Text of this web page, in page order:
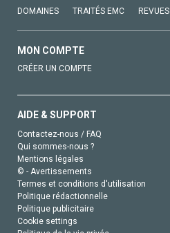
DOMAINES TRAITÉS EMC REVUES
MON COMPTE
CRÉER UN COMPTE
AIDE & SUPPORT
Contactez-nous / FAQ
Qui sommes-nous ?
Mentions légales
© - Avertissements
Termes et conditions d'utilisation
Politique rédactionnelle
Politique publicitaire
Cookie settings